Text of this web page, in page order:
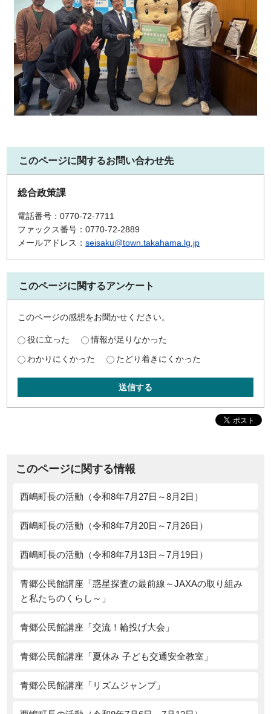
このページに関するお問い合わせ先
総合政策課
電話番号：0770-72-7711
ファックス番号：0770-72-2889
メールアドレス：seisaku@town.takahama.lg.jp
このページに関するアンケート
このページの感想をお聞かせください。
役に立った
情報が足りなかった
わかりにくかった
たどり着きにくかった
送信する
このページに関する情報
西嶋町長の活動（令和8年7月27日～8月2日）
西嶋町長の活動（令和8年7月20日～7月26日）
西嶋町長の活動（令和8年7月13日～7月19日）
青郷公民館講座「惑星探査の最前線～JAXAの取り組み
と私たちのくらし～」
青郷公民館講座「交流！輪投げ大会」
青郷公民館講座「夏休み 子ども交通安全教室」
青郷公民館講座「リズムジャンプ」